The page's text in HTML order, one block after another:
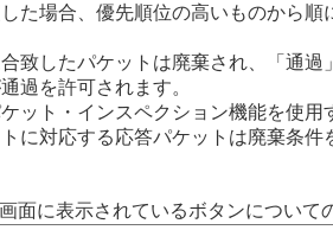
た場合、優先順位の高いものから順
合致したパケットは廃棄され、「通過
過を許可されます。
ット・インスペクション機能を使用
に対応する応答パケットは廃棄条件
に表示されているボタンについて